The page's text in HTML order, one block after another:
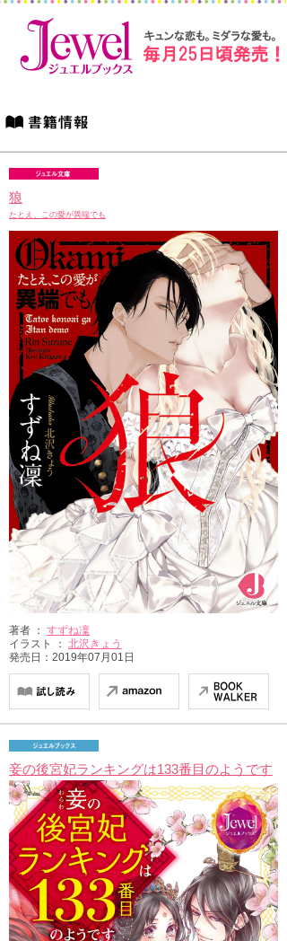
狼
たとえ、この愛が異端でも
著者 ： すずね凜
イラスト ： 北沢きょう
発売日：2019年07月01日
妾の後宮妃ランキングは133番目のようです